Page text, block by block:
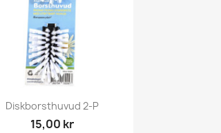
Snabbvy
Diskborsthuvud 2-P
15,00 kr